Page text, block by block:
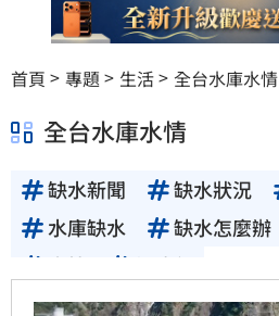
首頁 專題 生活 全台水庫水情
全台水庫水情
缺水新聞 缺水狀況
水庫缺水
缺水怎麼辦
水情
經濟部